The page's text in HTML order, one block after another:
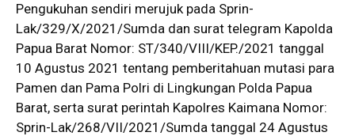
Pengukuhan sendiri merujuk pada Sprin-
Lak/329/X/2021/Sumda dan surat telegram Kapolda
Papua Barat Nomor: ST/340/VIII/KEP./2021 tanggal
10 Agustus 2021 tentang pemberitahuan mutasi para
Pamen dan Pama Polri di Lingkungan Polda Papua
Barat, serta surat perintah Kapolres Kaimana Nomor:
Sprin-Lak/268/VII/2021/Sumda tanggal 24 Agustus